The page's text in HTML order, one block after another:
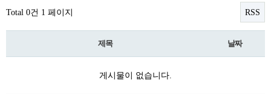
Total 0건 1 페이지 RSS
제목 날짜
게시물이 없습니다.